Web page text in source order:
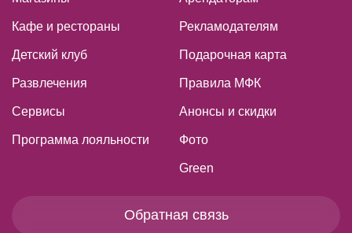
Кафе и рестораны
Детский клуб
Развлечения
Сервисы
Программа лояльности
Рекламодателям
Подарочная карта
Правила МФК
Анонсы и скидки
Фото
Green
Обратная связь